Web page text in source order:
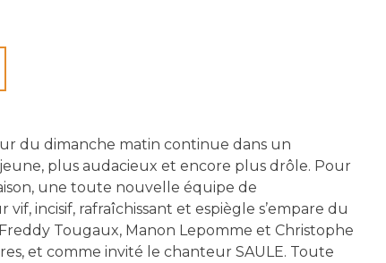
du dimanche matin continue dans un
plus audacieux et encore plus drôle. Pour
une toute nouvelle équipe de
incisif, rafraîchissant et espiègle s’empare du
Tougaux, Manon Lepomme et Christophe
et comme invité le chanteur SAULE. Toute